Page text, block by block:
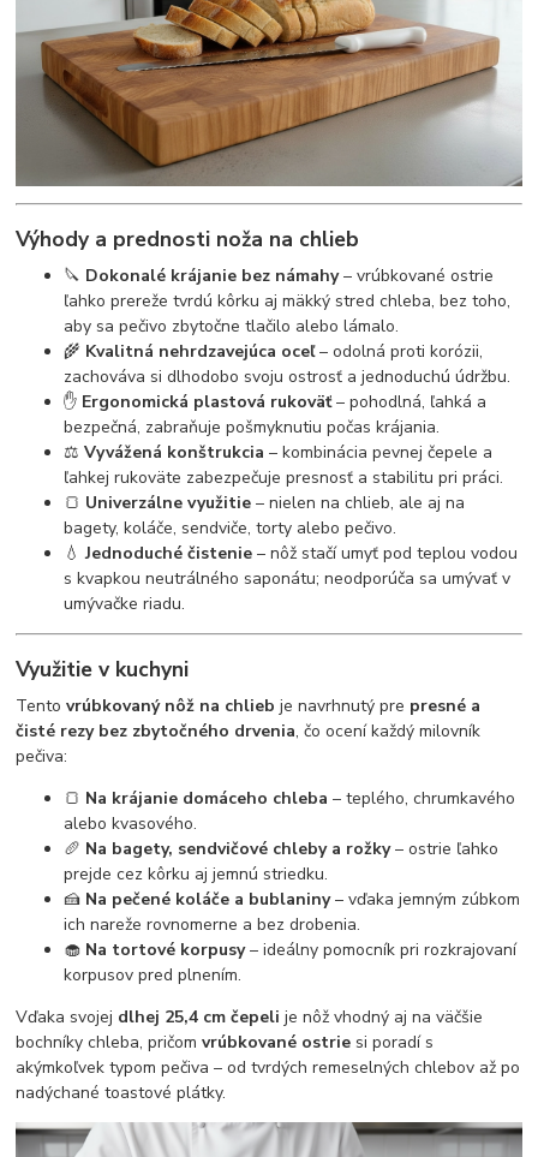
Výhody a prednosti noža na chlieb
🔪 Dokonalé krájanie bez námahy– vrúbkované ostrie
ľahko prereže tvrdú kôrku aj mäkký stred chleba, bez toho,
aby sa pečivo zbytočne tlačilo alebo lámalo.
🌾 Kvalitná nehrdzavejúca oceľ– odolná proti korózii,
zachováva si dlhodobo svoju ostrosť a jednoduchú údržbu.
✋ Ergonomická plastová rukoväť– pohodlná, ľahká a
bezpečná, zabraňuje pošmyknutiu počas krájania.
⚖️Vyvážená konštrukcia – kombinácia pevnej čepele a
ľahkej rukoväte zabezpečuje presnosť a stabilitu pri práci.
🍞 Univerzálne využitie – nielen na chlieb, ale aj na
bagety, koláče, sendviče, torty alebo pečivo.
💧Jednoduché čistenie – nôž stačí umyť pod teplou vodou
s kvapkou neutrálného saponátu; neodporúča sa umývať v
umývačke riadu.
Využitie v kuchyni
Tentovrúbkovaný nôž na chlieb je navrhnutý pre presné a
čisté rezy bez zbytočného drvenia, čo ocení každý milovník
pečiva:
🍞 Na krájanie domáceho chleba – teplého, chrumkavého
alebo kvasového.
🥖 Na bagety, sendvičové chleby a rožky– ostrie ľahko
prejde cez kôrku aj jemnú striedku.
🍰 Na pečené koláče a bublaniny– vďaka jemným zúbkom
ich nareže rovnomerne a bez drobenia.
🧁 Na tortové korpusy– ideálny pomocník pri rozkrajovaní
korpusov pred plnením.
Vďaka svojej dlhej 25,4 cm čepeli je nôž vhodný aj na väčšie
bochníky chleba, pričomvrúbkované ostrie si poradí s
akýmkoľvek typom pečiva – od tvrdých remeselných chlebov až po
nadýchané toastové plátky.